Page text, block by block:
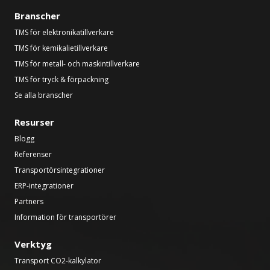
Branscher
TMS för elektronikatillverkare
TMS för kemikalietillverkare
TMS för metall- och maskintillverkare
TMS för tryck & förpackning
Se alla branscher
Resurser
Blogg
Referenser
Transportörsintegrationer
ERP-integrationer
Partners
Information för transportörer
Verktyg
Transport CO2-kalkylator